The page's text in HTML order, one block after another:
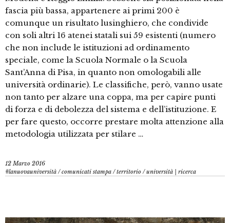
fascia più bassa, appartenere ai primi 200 è
comunque un risultato lusinghiero, che condivide
con soli altri 16 atenei statali sui 59 esistenti (numero
che non include le istituzioni ad ordinamento
speciale, come la Scuola Normale o la Scuola
Sant’Anna di Pisa, in quanto non omologabili alle
università ordinarie). Le classifiche, però, vanno usate
non tanto per alzare una coppa, ma per capire punti
di forza e di debolezza del sistema e dell’istituzione. E
per fare questo, occorre prestare molta attenzione alla
metodologia utilizzata per stilare …
12 Marzo 2016
#lanuovauniversità /comunicati stampa /territorio /università | ricerca